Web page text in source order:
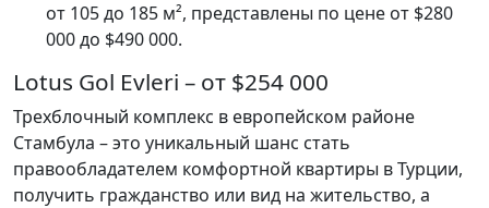
от 105 до 185 м², представлены по цене от $280
000 до $490 000.
Lotus Gol Evleri – от $254 000
Трехблочный комплекс в европейском районе
Стамбула – это уникальный шанс стать
правообладателем комфортной квартиры в Турции,
получить гражданство или вид на жительство, а